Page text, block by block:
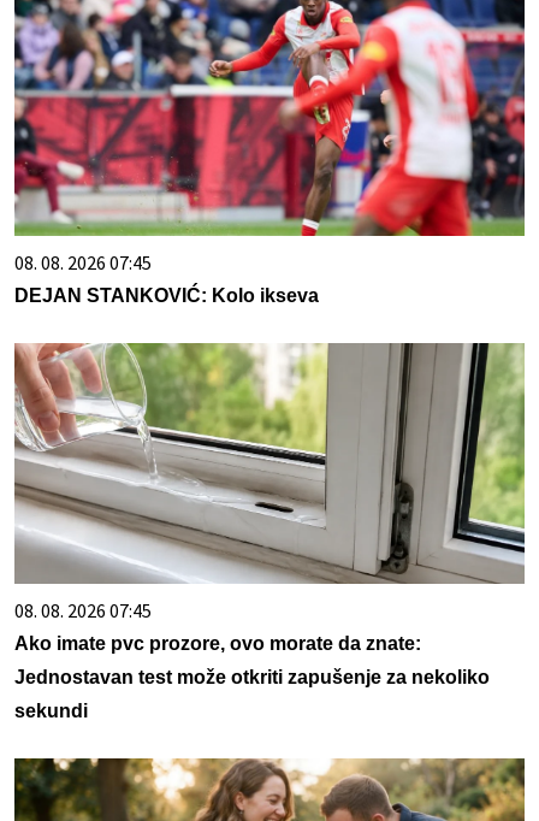
08. 08. 2026 07:45
DEJAN STANKOVIĆ: Kolo ikseva
08. 08. 2026 07:45
Ako imate pvc prozore, ovo morate da znate:
Jednostavan test može otkriti zapušenje za nekoliko
sekundi